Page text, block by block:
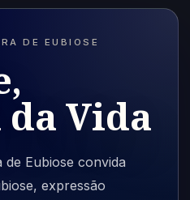
DE EUBIOSE
da Vida
de Eubiose convida
expressão